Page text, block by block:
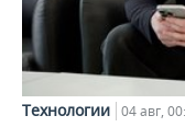
Технологии 04 авг,